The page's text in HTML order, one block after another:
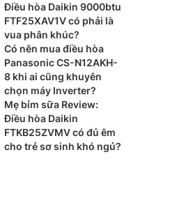
Điều hòa Daikin 9000btu
FTF25XAV1V có phải là
vua phân khúc?
Có nên mua điều hòa
Panasonic CS-N12AKH-
8 khi ai cũng khuyên
chọn máy Inverter?
Mẹ bỉm sữa Review:
Điều hòa Daikin
FTKB25ZVMV có đủ êm
cho trẻ sơ sinh khó ngủ?